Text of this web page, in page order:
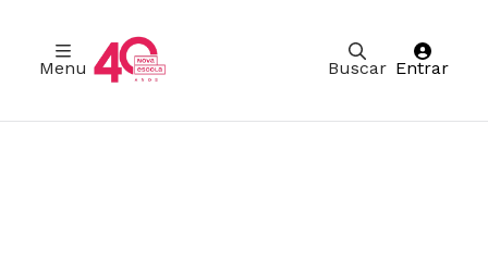
Buscar
Menu Entrar